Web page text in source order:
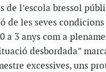
de l’escola bressol
de les seves
a 3 anys com a
desbordada”
excessives, uns